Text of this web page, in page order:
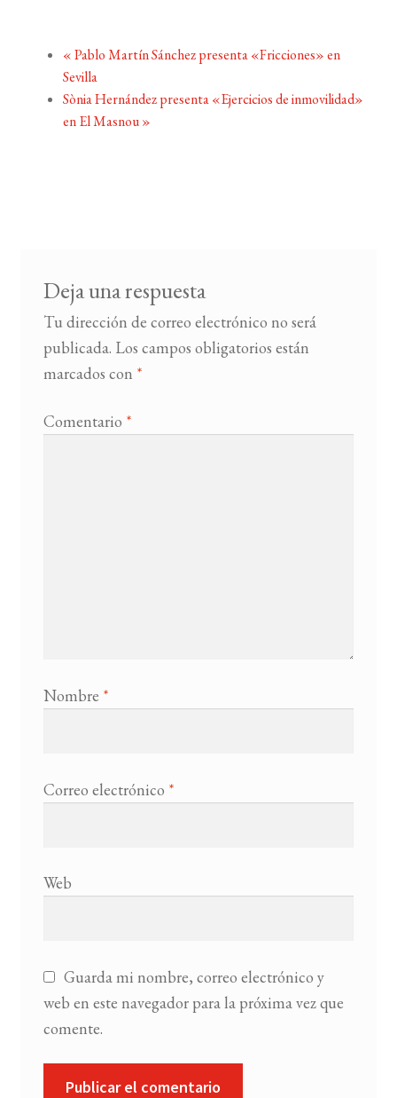
«Pablo Martín Sánchez presenta «Fricciones» en
Sevilla
Sònia Hernández presenta «Ejercicios de inmovilidad»
en El Masnou»
Deja una respuesta
Tu dirección de correo electrónico no será
publicada. Los campos obligatorios están
marcados con *
Comentario *
Nombre *
Correo electrónico *
Web
Guarda mi nombre, correo electrónico y
web en este navegador para la próxima vez que
comente.